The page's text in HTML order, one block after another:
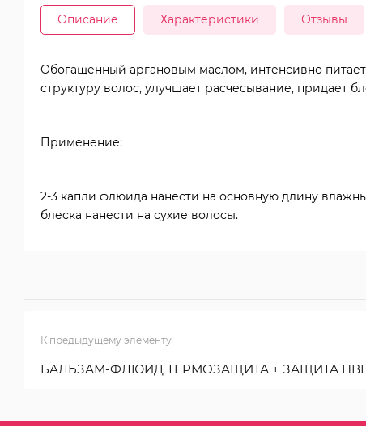
Описание Характеристики Отзывы
Обогащенный аргановым маслом, интенсивно
структуру волос, улучшает расчесывание, придает
Применение:
2-3 капли флюида нанести на основную длину
блеска нанести на сухие волосы.
К предыдущему элементу
БАЛЬЗАМ-ФЛЮИД ТЕРМОЗАЩИТА + ЗАЩИТА